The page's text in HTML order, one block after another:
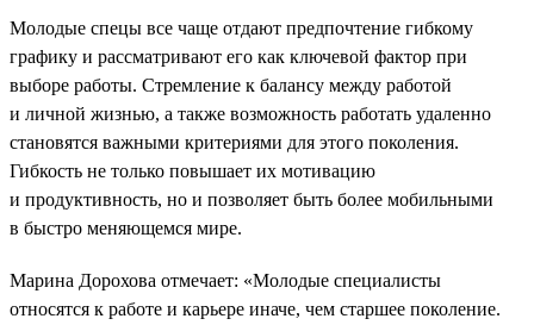
Молодые спецы все чаще отдают предпочтение гибкому
графику и рассматривают его как ключевой фактор при
выборе работы. Стремление к балансу между работой
и личной жизнью, а также возможность работать удаленно
становятся важными критериями для этого поколения.
Гибкость не только повышает их мотивацию
и продуктивность, но и позволяет быть более мобильными
в быстро меняющемся мире.
Марина Дорохова отмечает: «Молодые специалисты
относятся к работе и карьере иначе, чем старшее поколение.